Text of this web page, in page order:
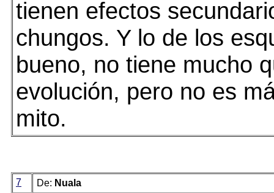
tienen efectos
chungos. Y lo de los
bueno, no tiene mucho
evolución, pero no es
mito.
7 De: Nuala